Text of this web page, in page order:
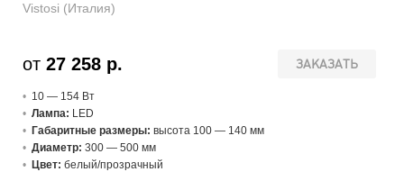
Vistosi (Италия)
ЗАКАЗАТЬ
от 27 258 р.
10 — 154 Вт
Лампа: LED
Габаритные размеры: высота 100 — 140 мм
Диаметр: 300 — 500 мм
Цвет: белый/прозрачный